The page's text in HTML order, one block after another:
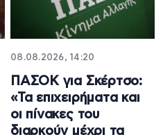
08.08.2026, 14:20
ΠΑΣΟΚ για Σκέρτσο:
«Τα επιχειρήματα και
οι πίνακες του
διαρκούν μέχρι τα